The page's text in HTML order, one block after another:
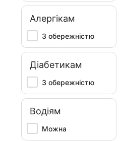
Алергікам
З обережністю
Діабетикам
З обережністю
Водіям
Можна